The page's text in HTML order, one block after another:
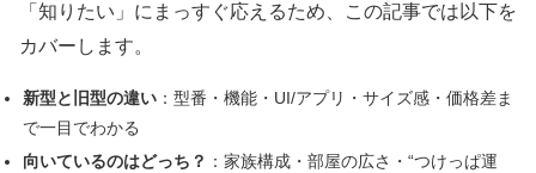
「知りたい」にまっすぐ応えるため、この記事では以下を
カバーします。
新型と旧型の違い：型番・機能・UI/アプリ・サイズ感・価格差ま
で一目でわかる
向いているのはどっち？ ：家族構成・部屋の広さ・“つけっぱ運